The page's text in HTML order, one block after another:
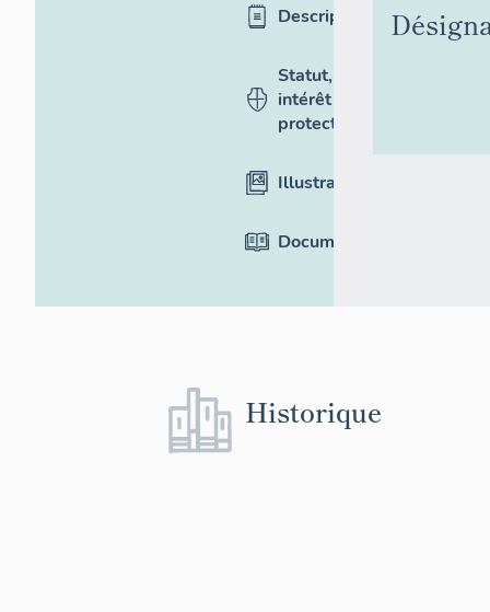
Description
Statut,
intérêt et
protection
Illustrations
Documentation
Historique